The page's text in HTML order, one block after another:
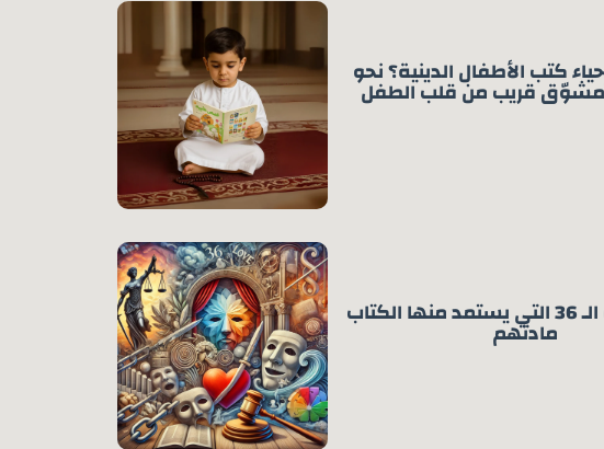
كتب الأطفال الدينية؟ نحو
قريب من قلب الطفل
الموضوعات الـ 36 التي يستمد منها الكتاب
مادتهم